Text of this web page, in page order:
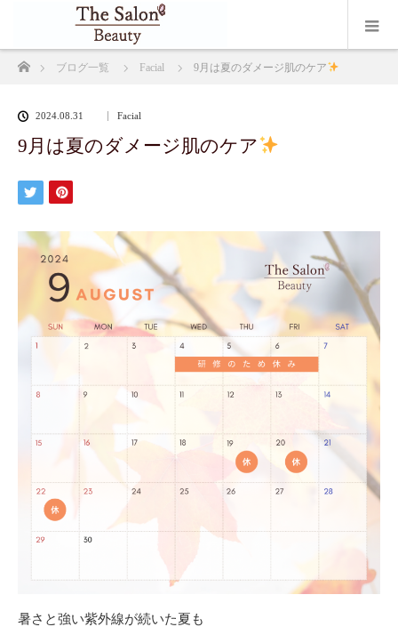
ホームブログ一覧 Facial 9月は夏のダメージ肌のケア
2024.08.31 Facial
9月は夏のダメージ肌のケア
暑さと強い紫外線が続いた夏も